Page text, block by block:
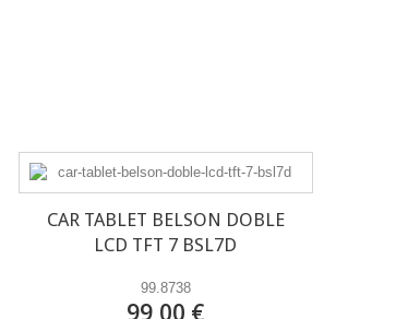
CAR TABLET BELSON DOBLE
LCD TFT 7 BSL7D
99.8738
99,00 €